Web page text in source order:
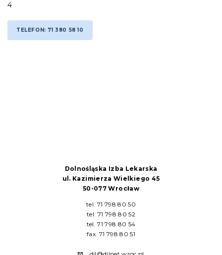
4
TELEFON: 71 380 58 10
Dolnośląska Izba Lekarska
ul. Kazimierza Wielkiego 45
50-077 Wrocław
tel. 71 798 80 50
tel. 71 798 80 52
tel. 71 798 80 54
fax. 71 798 80 51